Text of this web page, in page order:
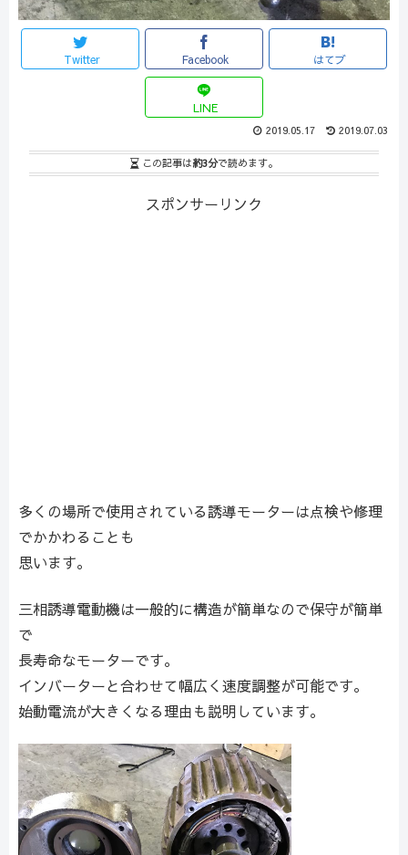
Twitter Facebook はてブ
LINE
2019.07.03
2019.05.17
この記事は約3分で読めます。
スポンサーリンク
多くの場所で使用されている誘導モーターは点検や修理
でかかわることも
思います。
三相誘導電動機は一般的に構造が簡単なので保守が簡単
で
長寿命なモーターです。
インバーターと合わせて幅広く速度調整が可能です。
始動電流が大きくなる理由も説明しています。